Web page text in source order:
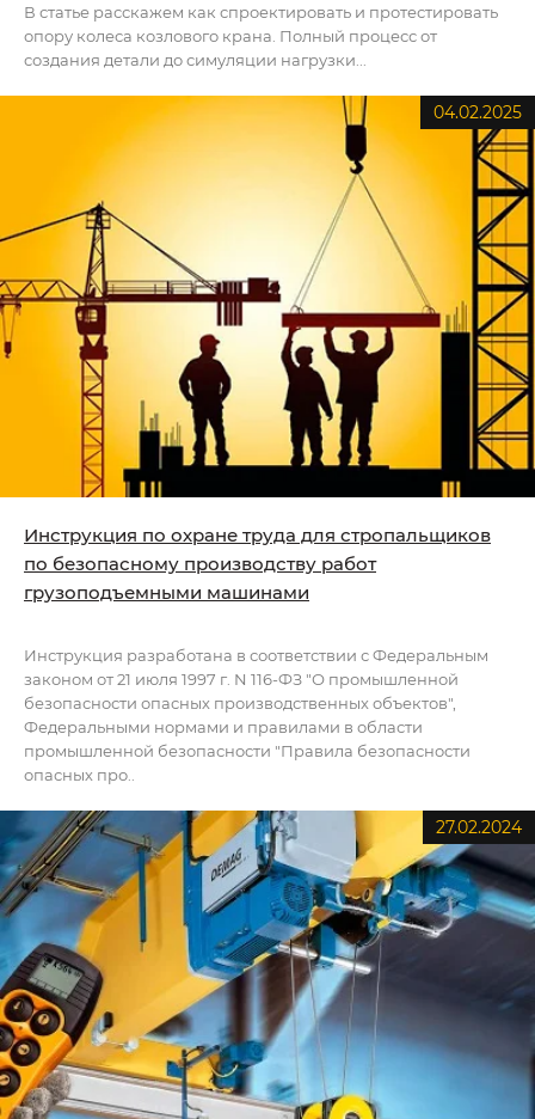
В статье расскажем как спроектировать и протестировать
опору колеса козлового крана. Полный процесс от
создания детали до симуляции нагрузки...
04.02.2025
Инструкция по охране труда для стропальщиков
по безопасному производству работ
грузоподъемными машинами
Инструкция разработана в соответствии с Федеральным
законом от 21 июля 1997 г. N 116-ФЗ "О промышленной
безопасности опасных производственных объектов",
Федеральными нормами и правилами в области
промышленной безопасности "Правила безопасности
опасных про..
27.02.2024